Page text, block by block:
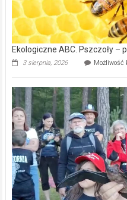
Ekologiczne ABC. Pszczoły –
3 sierpnia, 2026 Możliwość